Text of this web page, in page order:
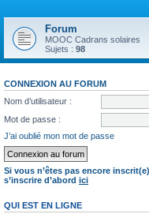
Forum
MOOC Cadrans solaires
Sujets : 98
CONNEXION AU FORUM
Nom d’utilisateur :
Mot de passe :
J’ai oublié mon mot de passe
Si vous n’êtes pas encore
s’inscrire d’abord ici
QUI EST EN LIGNE